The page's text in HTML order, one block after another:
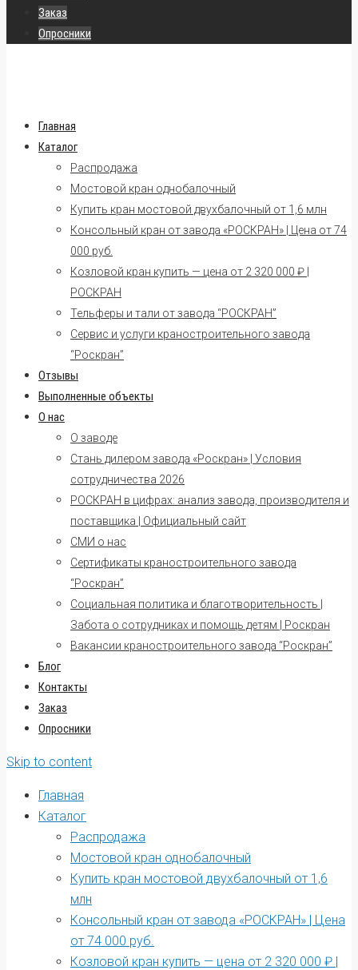
Заказ
Опросники
Главная
Каталог
Распродажа
Мостовой кран однобалочный
Купить кран мостовой двухбалочный от 1,6 млн
Консольный кран от завода «РОСКРАН» | Цена от 74
000 руб.
Козловой кран купить — цена от 2 320 000 ₽ |
РОСКРАН
Тельферы и тали от завода “РОСКРАН”
Сервис и услуги краностроительного завода
“Роскран”
Отзывы
Выполненные объекты
О нас
О заводе
Стань дилером завода «Роскран» | Условия
сотрудничества 2026
РОСКРАН в цифрах: анализ завода, производителя и
поставщика | Официальный сайт
СМИ о нас
Сертификаты краностроительного завода
“Роскран”
Социальная политика и благотворительность |
Забота о сотрудниках и помощь детям | Роскран
Вакансии краностроительного завода “Роскран”
Блог
Контакты
Заказ
Опросники
Skip to content
Главная
Каталог
Распродажа
Мостовой кран однобалочный
Купить кран мостовой двухбалочный от 1,6
млн
Консольный кран от завода «РОСКРАН» | Цена
от 74 000 руб.
Козловой кран купить — цена от 2 320 000 ₽ |